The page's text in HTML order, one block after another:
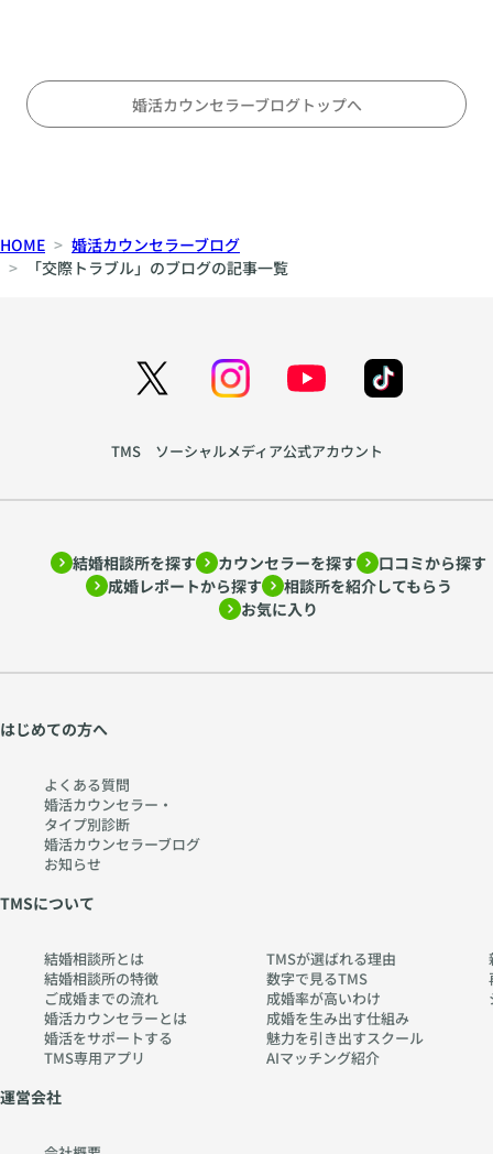
メ
対
等
の
方
ラ
ー
心
学
w
w.
ch
err
y-
テ
~
w
婚活カウンセラーブログトップへ
HOME
婚活カウンセラーブログ
「交際トラブル」のブログの記事一覧
TMS ソーシャルメディア公式アカウント
結婚相談所を探す カウンセラーを探す
口コミから探す
成婚レポートから探す
相談所を紹介してもらう
お気に入り
はじめての方へ
よくある質問
婚活カウンセラー・
タイプ別診断
婚活カウンセラーブログ
お知らせ
TMSについて
結婚相談所とは
結婚相談所の特徴
ご成婚までの流れ
婚活カウンセラーとは
婚活をサポートする
TMS専用アプリ
TMSが選ばれる理由
数字で見るTMS
成婚率が高いわけ
成婚を生み出す仕組み
魅力を引き出すスクール
AIマッチング紹介
運営会社